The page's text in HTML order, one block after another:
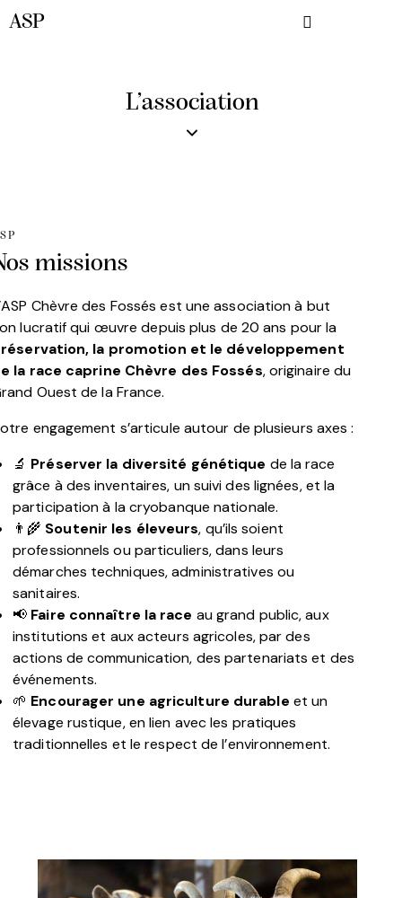
ASP
L’association
missions
Chèvre des Fossés est une association à but
lucratif qui œuvre depuis plus de 20 ans pour la
la promotion et le développement
la race caprine Chèvre des Fossés, originaire du
Ouest de la France.
engagement s’articule autour de plusieurs axes :
🔬 Préserver la diversité génétique de la race
grâce à des inventaires, un suivi des lignées, et la
participation à la cryobanque nationale.
👨‍🌾 Soutenir les éleveurs, qu’ils soient
professionnels ou particuliers, dans leurs
démarches techniques, administratives ou
sanitaires.
📢 Faire connaître la race au grand public, aux
institutions et aux acteurs agricoles, par des
actions de communication, des partenariats et des
événements.
🌱 Encourager une agriculture durable et un
élevage rustique, en lien avec les pratiques
traditionnelles et le respect de l’environnement.